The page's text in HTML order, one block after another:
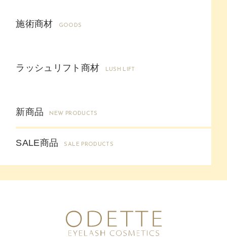
施術商材 GOODS
ラッシュリフト商材 LUSH LIFT
新商品 NEW PRODUCTS
SALE商品 SALE PRODUCTS